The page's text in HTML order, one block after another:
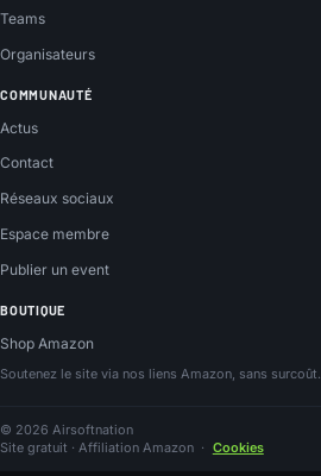
Teams
Organisateurs
COMMUNAUTÉ
Actus
Contact
Réseaux sociaux
Espace membre
Publier un event
BOUTIQUE
Shop Amazon
Soutenez le site via nos liens Amazon, sans surcoût.
© 2026 Airsoftnation
Site gratuit · Affiliation Amazon · Cookies